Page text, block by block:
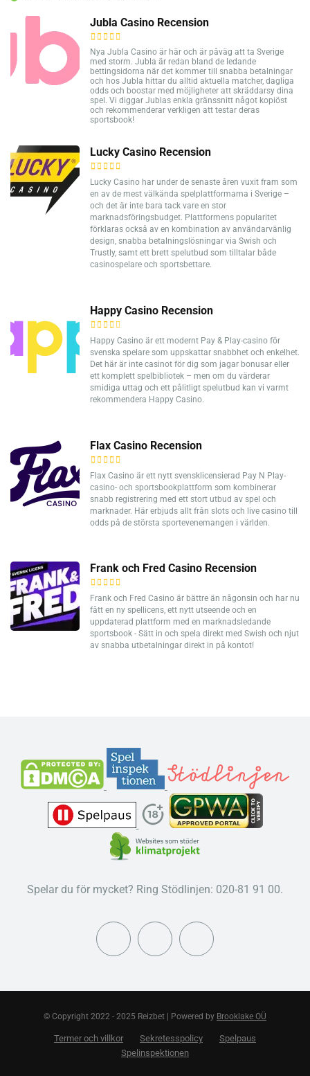
Jubla Casino Recension
Nya Jubla Casino är här och är påväg att ta Sverige
med storm. Jubla är redan bland de ledande
bettingsidorna när det kommer till snabba betalningar
och hos Jubla hittar du alltid aktuella matcher, dagliga
odds och boostar med möjligheter att skräddarsy dina
spel. Vi diggar Jublas enkla gränssnitt något kopiöst
och rekommenderar verkligen att testar deras
sportsbook!
Lucky Casino Recension
Lucky Casino har under de senaste åren vuxit fram som
en av de mest välkända spelplattformarna i Sverige –
och det är inte bara tack vare en stor
marknadsföringsbudget. Plattformens popularitet
förklaras också av en kombination av användarvänlig
design, snabba betalningslösningar via Swish och
Trustly, samt ett brett spelutbud som tilltalar både
casinospelare och sportsbettare.
Happy Casino Recension
Happy Casino är ett modernt Pay & Play-casino för
svenska spelare som uppskattar snabbhet och enkelhet.
Det här är inte casinot för dig som jagar bonusar eller
ett komplett spelbibliotek – men om du värderar
smidiga uttag och ett pålitligt spelutbud kan vi varmt
rekommendera Happy Casino.
Flax Casino Recension
Flax Casino är ett nytt svensklicensierad Pay N Play-
casino- och sportsbookplattform som kombinerar
snabb registrering med ett stort utbud av spel och
marknader. Här erbjuds allt från slots och live casino till
odds på de största sportevenemangen i världen.
Frank och Fred Casino Recension
Frank och Fred Casino är bättre än någonsin och har nu
fått en ny spellicens, ett nytt utseende och en
uppdaterad plattform med en marknadsledande
sportsbook - Sätt in och spela direkt med Swish och njut
av snabba utbetalningar direkt in på kontot!
Spelar du för mycket? Ring Stödlinjen: 020-81 91 00.
© Copyright 2022 - 2025 Reizbet | Powered by Brooklake OÜ
Termer och villkor Sekretesspolicy
Spelpaus
Spelinspektionen